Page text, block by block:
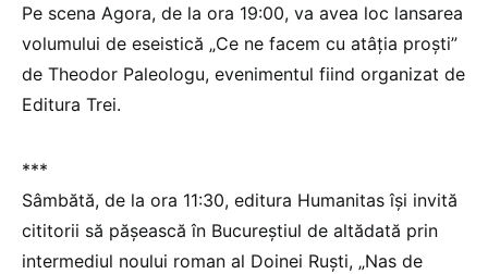
Pe scena Agora, de la ora 19:00, va avea loc lansarea
volumului de eseistică „Ce ne facem cu atâția proști”
de Theodor Paleologu, evenimentul fiind organizat de
Editura Trei.
***
Sâmbătă, de la ora 11:30, editura Humanitas își invită
cititorii să pășească în Bucureștiul de altădată prin
intermediul noului roman al Doinei Ruști, „Nas de